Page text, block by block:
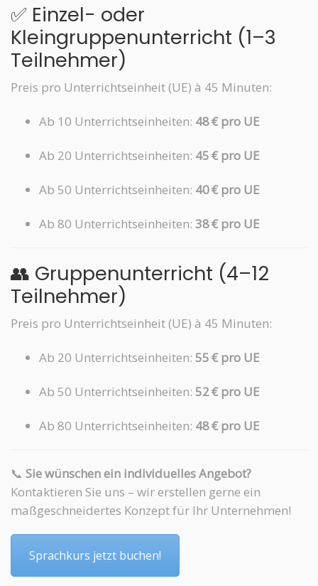
✅ Einzel- oder
Kleingruppenunterricht (1–3
Teilnehmer)
Preis pro Unterrichtseinheit (UE) à 45 Minuten:
Ab 10 Unterrichtseinheiten: 48 € pro UE
Ab 20 Unterrichtseinheiten: 45 € pro UE
Ab 50 Unterrichtseinheiten: 40 € pro UE
Ab 80 Unterrichtseinheiten: 38 € pro UE
👥 Gruppenunterricht (4–12
Teilnehmer)
Preis pro Unterrichtseinheit (UE) à 45 Minuten:
Ab 20 Unterrichtseinheiten: 55 € pro UE
Ab 50 Unterrichtseinheiten: 52 € pro UE
Ab 80 Unterrichtseinheiten: 48 € pro UE
📞 Sie wünschen ein individuelles Angebot?
Kontaktieren Sie uns – wir erstellen gerne ein
maßgeschneidertes Konzept für Ihr Unternehmen!
Sprachkurs jetzt buchen!